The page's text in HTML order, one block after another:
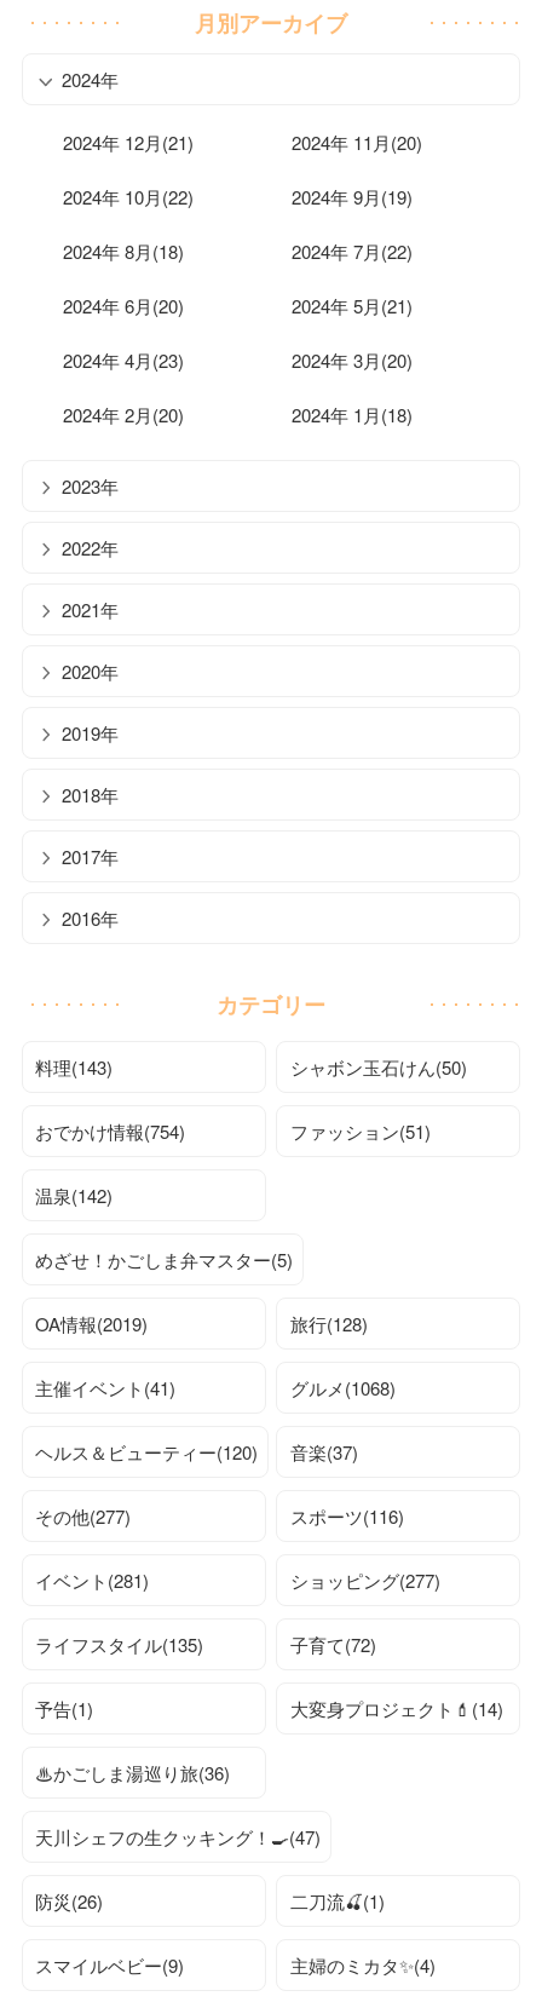
月別アーカイブ
2024年
2024年 12月(21) 2024年 11月(20)
2024年 10月(22) 2024年 9月(19)
2024年 8月(18) 2024年 7月(22)
2024年 6月(20) 2024年 5月(21)
2024年 4月(23) 2024年 3月(20)
2024年 2月(20) 2024年 1月(18)
2023年
2022年
2021年
2020年
2019年
2018年
2017年
2016年
カテゴリー
料理(143) シャボン玉石けん(50)
おでかけ情報(754) ファッション(51)
温泉(142)
めざせ！かごしま弁マスター(5)
OA情報(2019) 旅行(128)
主催イベント(41) グルメ(1068)
ヘルス＆ビューティー(120) 音楽(37)
その他(277) スポーツ(116)
イベント(281) ショッピング(277)
ライフスタイル(135) 子育て(72)
予告(1) 大変身プロジェクト💄(14)
♨かごしま湯巡り旅(36)
天川シェフの生クッキング！🍳(47)
防災(26) 二刀流🍒(1)
スマイルベビー(9) 主婦のミカタ✨(4)